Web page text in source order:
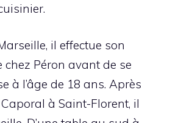
il effectue son
Péron avant de se
à l’âge de 18 ans. Après
à Saint-Florent, il